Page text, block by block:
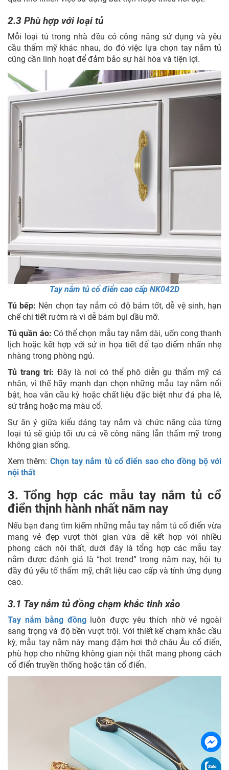
2.3 Phù hợp với loại tủ
Mỗi loại tủ trong nhà đều có công năng sử dụng và yêu
cầu thẩm mỹ khác nhau, do đó việc lựa chọn tay nắm tủ
cũng cần linh hoạt để đảm bảo sự hài hòa và tiện lợi.
Tay nắm tủ cổ điển cao cấp NK042D
Tủ bếp: Nên chọn tay nắm có độ bám tốt, dễ vệ sinh, hạn
chế chi tiết rườm rà vì dễ bám bụi dầu mỡ.
Tủ quần áo: Có thể chọn mẫu tay nắm dài, uốn cong thanh
lịch hoặc kết hợp với sứ in họa tiết để tạo điểm nhấn nhẹ
nhàng trong phòng ngủ.
Tủ trang trí: Đây là nơi có thể phô diễn gu thẩm mỹ cá
nhân, vì thế hãy mạnh dạn chọn những mẫu tay nắm nổi
bật, hoa văn cầu kỳ hoặc chất liệu đặc biệt như đá pha lê,
sứ trắng hoặc mạ màu cổ.
Sự ăn ý giữa kiểu dáng tay nắm và chức năng của từng
loại tủ sẽ giúp tối ưu cả về công năng lẫn thẩm mỹ trong
không gian sống.
Xem thêm: Chọn tay nắm tủ cổ điển sao cho đồng bộ với
nội thất
3. Tổng hợp các mẫu tay nắm tủ cổ
điển thịnh hành nhất năm nay
Nếu bạn đang tìm kiếm những mẫu tay nắm tủ cổ điển vừa
mang vẻ đẹp vượt thời gian vừa dễ kết hợp với nhiều
phong cách nội thất, dưới đây là tổng hợp các mẫu tay
nắm được đánh giá là “hot trend” trong năm nay, hội tụ
đầy đủ yếu tố thẩm mỹ, chất liệu cao cấp và tính ứng dụng
cao.
3.1 Tay nắm tủ đồng chạm khắc tinh xảo
Tay nắm bằng đồngluôn được yêu thích nhờ vẻ ngoài
sang trọng và độ bền vượt trội. Với thiết kế chạm khắc cầu
kỳ, mẫu tay nắm này mang đậm hơi thở châu Âu cổ điển,
phù hợp cho những không gian nội thất mang phong cách
cổ điển truyền thống hoặc tân cổ điển.